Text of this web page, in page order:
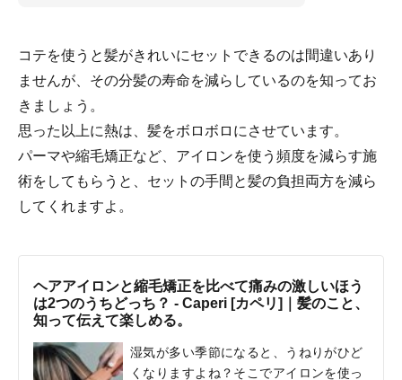
コテを使うと髪がきれいにセットできるのは間違いあり
ませんが、その分髪の寿命を減らしているのを知ってお
きましょう。
思った以上に熱は、髪をボロボロにさせています。
パーマや縮毛矯正など、アイロンを使う頻度を減らす施
術をしてもらうと、セットの手間と髪の負担両方を減ら
してくれますよ。
ヘアアイロンと縮毛矯正を比べて痛みの激しいほう
は2つのうちどっち？ - Caperi [カペリ]｜髪のこと、
知って伝えて楽しめる。
湿気が多い季節になると、うねりがひど
くなりますよね？そこでアイロンを使っ